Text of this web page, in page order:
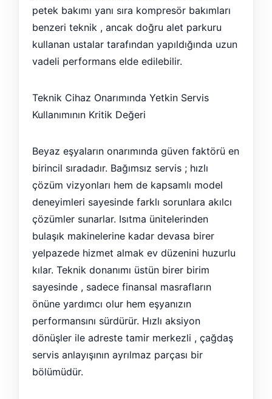
petek bakımı yanı sıra kompresör bakımları
benzeri teknik , ancak doğru alet parkuru
kullanan ustalar tarafından yapıldığında uzun
vadeli performans elde edilebilir.
Teknik Cihaz Onarımında Yetkin Servis
Kullanımının Kritik Değeri
Beyaz eşyaların onarımında güven faktörü en
birincil sıradadır. Bağımsız servis ; hızlı
çözüm vizyonları hem de kapsamlı model
deneyimleri sayesinde farklı sorunlara akılcı
çözümler sunarlar. Isıtma ünitelerinden
bulaşık makinelerine kadar devasa birer
yelpazede hizmet almak ev düzenini huzurlu
kılar. Teknik donanımı üstün birer birim
sayesinde , sadece finansal masrafların
önüne yardımcı olur hem eşyanızın
performansını sürdürür. Hızlı aksiyon
dönüşler ile adreste tamir merkezli , çağdaş
servis anlayışının ayrılmaz parçası bir
bölümüdür.